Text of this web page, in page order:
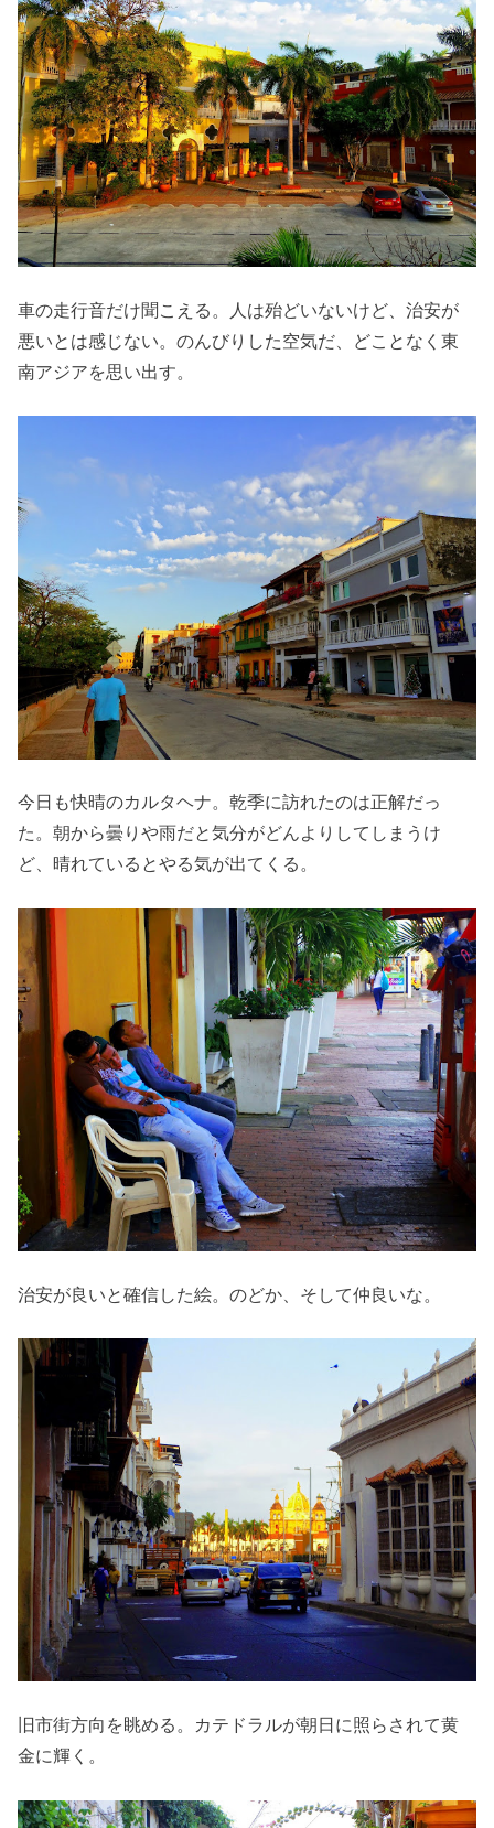
車の走行音だけ聞こえる。人は殆どいないけど、治安が
悪いとは感じない。のんびりした空気だ、どことなく東
南アジアを思い出す。
今日も快晴のカルタヘナ。乾季に訪れたのは正解だっ
た。朝から曇りや雨だと気分がどんよりしてしまうけ
ど、晴れているとやる気が出てくる。
治安が良いと確信した絵。のどか、そして仲良いな。
旧市街方向を眺める。カテドラルが朝日に照らされて黄
金に輝く。